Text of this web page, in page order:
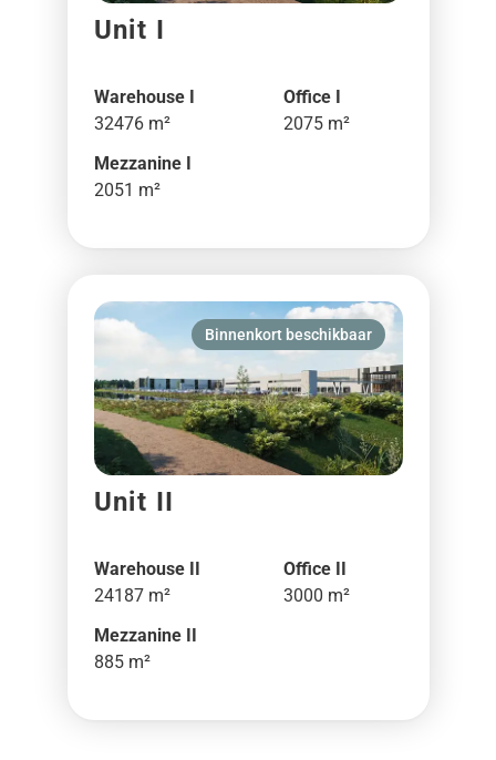
Unit I
Warehouse I
32476 m²
Office I
2075 m²
Mezzanine I
2051 m²
Binnenkort beschikbaar
Unit II
Warehouse II
24187 m²
Office II
3000 m²
Mezzanine II
885 m²